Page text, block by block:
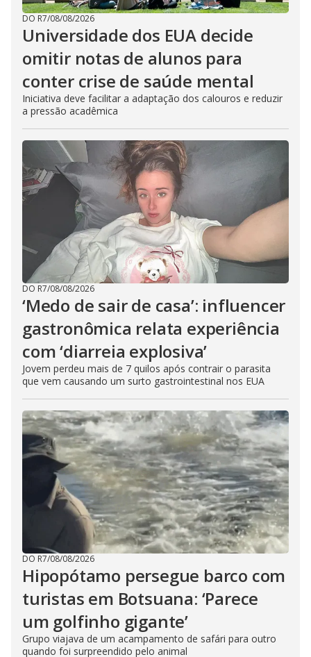
DO R7/08/08/2026
Universidade dos EUA decide
omitir notas de alunos para
conter crise de saúde mental
Iniciativa deve facilitar a adaptação dos calouros e reduzir
a pressão acadêmica
DO R7/08/08/2026
‘Medo de sair de casa’: influencer
gastronômica relata experiência
com ‘diarreia explosiva’
Jovem perdeu mais de 7 quilos após contrair o parasita
que vem causando um surto gastrointestinal nos EUA
DO R7/08/08/2026
Hipopótamo persegue barco com
turistas em Botsuana: ‘Parece
um golfinho gigante’
Grupo viajava de um acampamento de safári para outro
quando foi surpreendido pelo animal